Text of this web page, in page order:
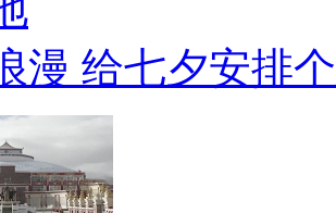
漫 给七夕安排